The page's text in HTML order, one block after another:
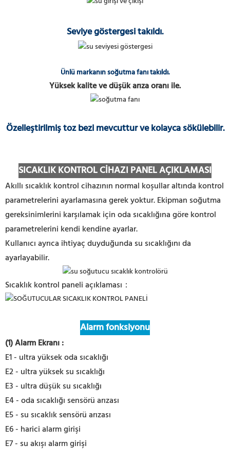
Seviye göstergesi takıldı.
Ünlü markanın soğutma fanı takıldı.
Yüksek kalite ve düşük arıza oranı ile.
Özelleştirilmiş toz bezi mevcuttur ve kolayca sökülebilir.
SICAKLIK KONTROL CİHAZI PANEL AÇIKLAMASI
Akıllı sıcaklık kontrol cihazının normal koşullar altında kontrol
parametrelerini ayarlamasına gerek yoktur. Ekipman soğutma
gereksinimlerini karşılamak için oda sıcaklığına göre kontrol
parametrelerini kendi kendine ayarlar.
Kullanıcı ayrıca ihtiyaç duyduğunda su sıcaklığını da
ayarlayabilir.
Sıcaklık kontrol paneli açıklaması：
Alarm fonksiyonu
(1) Alarm Ekranı:
E1 - ultra yüksek oda sıcaklığı
E2 - ultra yüksek su sıcaklığı
E3 - ultra düşük su sıcaklığı
E4 - oda sıcaklığı sensörü arızası
E5 - su sıcaklık sensörü arızası
E6 - harici alarm girişi
E7 - su akışı alarm girişi